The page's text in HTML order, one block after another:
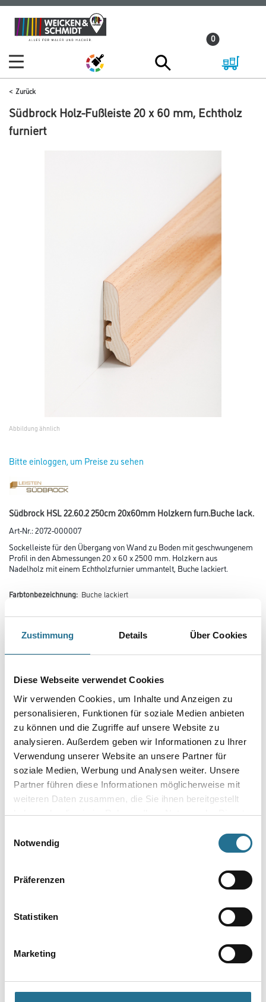
Zustimmung Details Über Cookies
Diese Webseite verwendet Cookies
Wir verwenden Cookies, um Inhalte und Anzeigen zu
personalisieren, Funktionen für soziale Medien anbieten
zu können und die Zugriffe auf unsere Website zu
analysieren. Außerdem geben wir Informationen zu Ihrer
Verwendung unserer Website an unsere Partner für
soziale Medien, Werbung und Analysen weiter. Unsere
Partner führen diese Informationen möglicherweise mit
weiteren Daten zusammen, die Sie ihnen bereitgestellt
haben oder die sie im Rahmen Ihrer Nutzung der Dienste
Notwendig
Präferenzen
Statistiken
Marketing
Zum
Inhalt
Zum
Navigationsmenü
0
Zurück
Südbrock Holz-Fußleiste 20 x 60 mm, Echtholz
furniert
Abbildung ähnlich
Bitte einloggen, um Preise zu sehen
Südbrock HSL 22.60.2 250cm 20x60mm Holzkern furn.Buche lack.
Art-Nr.:2072-000007
Sockelleiste für den Übergang von Wand zu Boden mit geschwungenem
Profil in den Abmessungen 20 x 60 x 2500 mm. Holzkern aus
Nadelholz mit einem Echtholzfurnier ummantelt, Buche lackiert.
Farbtonbezeichnung: Buche lackiert
Farbtonbezeichnung
Länge in centimeter
Breite in centimeter
Gebinde